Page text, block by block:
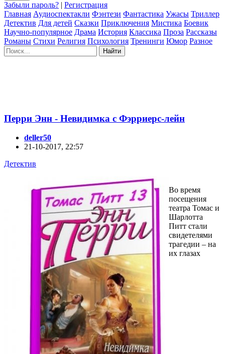
Забыли пароль? | Регистрация
Главная Аудиоспектакли Фэнтези Фантастика Ужасы Триллер
Детектив Для детей Сказки Приключения Мистика Боевик
Научно-популярное Драма История Классика Проза Рассказы
Романы Стихи Религия Психология Тренинги Юмор Разное
Найти
Перри Энн - Невидимка с Фэрриерс-лейн
deller50
21-10-2017, 22:57
Детектив
Во время
посещения
театра Томас и
Шарлотта
Питт стали
свидетелями
трагедии – на
их глазах